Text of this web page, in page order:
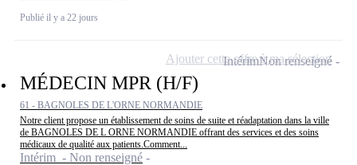
Publié il y a 22 jours
MÉDECIN MPR (H/F)
61 - BAGNOLES DE L'ORNE NORMANDIE
Notre client propose un établissement de soins de suite et réadaptation dans la ville
de BAGNOLES DE L ORNE NORMANDIE offrant des services et des soins
médicaux de qualité aux patients.Comment...
Intérim - Non renseigné
IntérimNon renseigné
Ajouter cette offre à ma sélection